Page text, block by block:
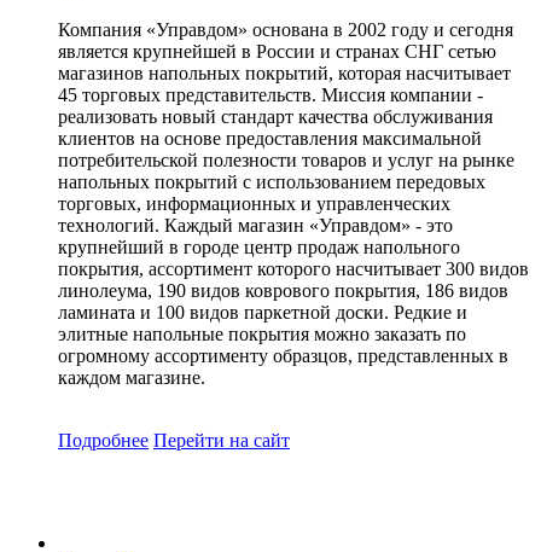
Компания «Управдом» основана в 2002 году и сегодня
является крупнейшей в России и странах СНГ сетью
магазинов напольных покрытий, которая насчитывает
45 торговых представительств. Миссия компании -
реализовать новый стандарт качества обслуживания
клиентов на основе предоставления максимальной
потребительской полезности товаров и услуг на рынке
напольных покрытий с использованием передовых
торговых, информационных и управленческих
технологий. Каждый магазин «Управдом» - это
крупнейший в городе центр продаж напольного
покрытия, ассортимент которого насчитывает 300 видов
линолеума, 190 видов коврового покрытия, 186 видов
ламината и 100 видов паркетной доски. Редкие и
элитные напольные покрытия можно заказать по
огромному ассортименту образцов, представленных в
каждом магазине.
Подробнее Перейти на сайт